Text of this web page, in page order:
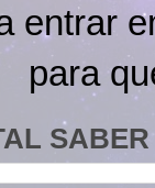
entrar
para